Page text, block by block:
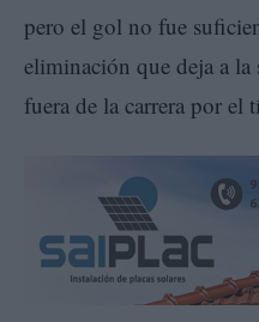
pero el gol no fue
eliminación que deja a la
fuera de la carrera por el